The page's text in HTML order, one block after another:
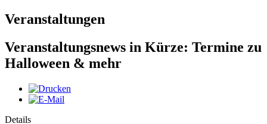
Veranstaltungen
Veranstaltungsnews in Kürze: Termine zu
Halloween & mehr
Details